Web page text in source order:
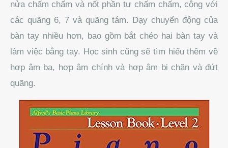
nửa chấm chấm và nốt phần tư chấm chấm, cộng với
các quãng 6, 7 và quãng tám. Dạy chuyển động của
bàn tay nhiều hơn, bao gồm bắt chéo hai bàn tay và
làm việc bằng tay. Học sinh cũng sẽ tìm hiểu thêm về
hợp âm ba, hợp âm chính và hợp âm bị chặn và đứt
quãng.